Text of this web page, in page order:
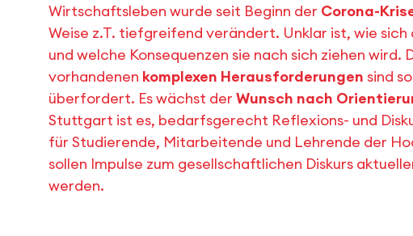
Wirtschaftsleben wurde seit Beginn der Corona-
Weise z.T. tiefgreifend verändert. Unklar ist, wie
und welche Konsequenzen sie nach sich ziehen
vorhandenen komplexen Herausforderungen sind
überfordert. Es wächst der Wunsch nach
Stuttgart ist es, bedarfsgerecht Reflexions- und
für Studierende, Mitarbeitende und Lehrende der
sollen Impulse zum gesellschaftlichen Diskurs
werden.